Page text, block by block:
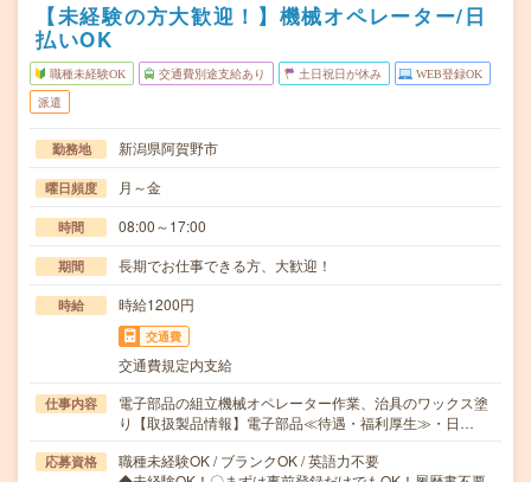
【未経験の方大歓迎！】機械オペレーター/日
払いOK
職種未経験OK 交通費別途支給あり 土日祝日が休み WEB登録OK
派遣
勤務地 新潟県阿賀野市
曜日頻度 月～金
時間 08:00～17:00
期間 長期でお仕事できる方、大歓迎！
時給 時給1200円
交通費
交通費規定内支給
仕事内容
電子部品の組立機械オペレーター作業、治具のワックス塗
り【取扱製品情報】電子部品≪待遇・福利厚生≫・日…
応募資格
職種未経験OK / ブランクOK / 英語力不要